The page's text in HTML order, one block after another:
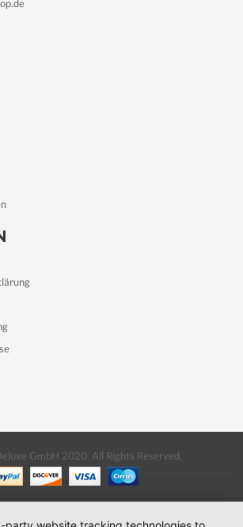
GmbH 2020. All Rights Reserved.